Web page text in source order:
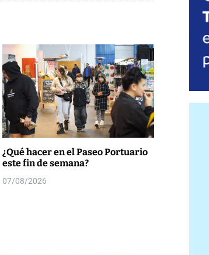
¿Qué hacer en el Paseo Portuario
este fin de semana?
07/08/2026